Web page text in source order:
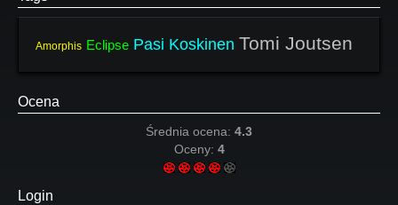
Amorphis Eclipse Pasi Koskinen Tomi Joutsen
Ocena
Średnia ocena: 4.3
Oceny: 4
Login